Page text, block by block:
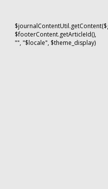
$footerContent.getArticleId(),
"", "$locale", $theme_display)